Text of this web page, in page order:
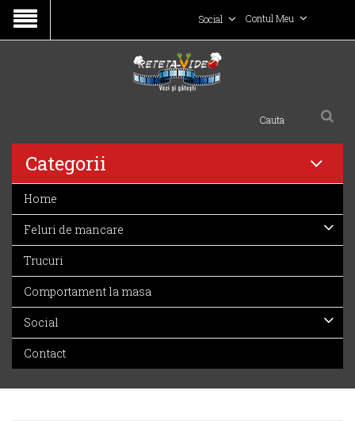
Contul Meu
Social
Categorii
Home
Feluri de mancare
Trucuri
Comportament la masa
Social
Contact